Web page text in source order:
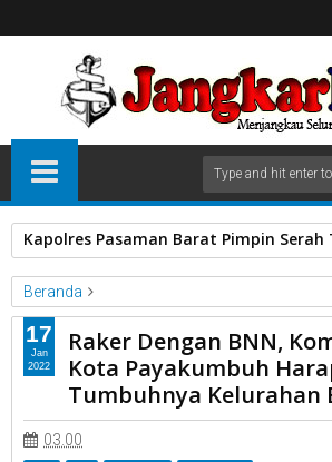
Kapolres Pasaman Barat Pimpin
Beranda
BNN
Komisi A Kota Payakumbuh
Raker Dengan BNN, Komisi A DPRD Kota
Tumbuhnya Kelurahan Bersinar
Raker Dengan BNN,
Kota Payakumbuh
Tumbuhnya Kelurahan
03.00
17
Jan
2022